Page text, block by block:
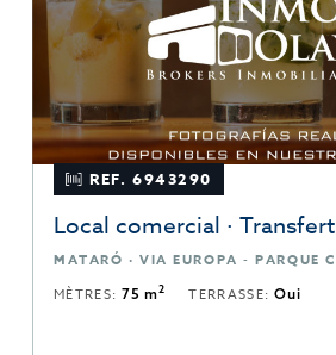
REF. 6943290
Local comercial · Transfert
MÈTRES:75 m2 TERRASSE:Oui